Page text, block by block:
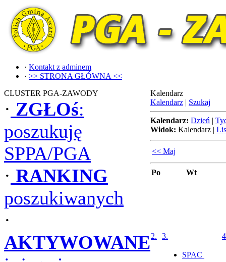
· Kontakt z adminem
· >> STRONA GŁÓWNA <<
CLUSTER PGA-ZAWODY
· ZGŁOś:
poszukuję
SPPA/PGA
· RANKING
poszukiwanych
·
AKTYWOWANE
Kalendarz
Kalendarz | Szukaj
Kalendarz: Dzień |
Widok: Kalendarz |
<< Maj
Po Wt
2. 3.
SPAC 